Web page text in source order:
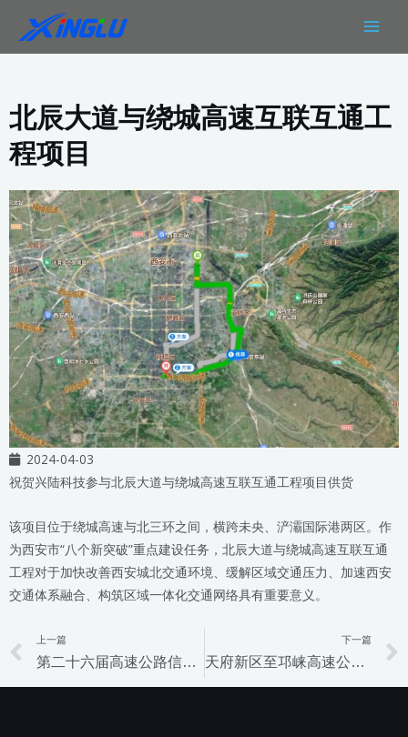
内
北辰大道与绕城高速互联互通工
程项目
2024-04-03
祝贺兴陆科技参与北辰大道与绕城高速互联互通工程项目供货
该项目位于绕城高速与北三环之间，横跨未央、浐灞国际港两区。作
为西安市“八个新突破”重点建设任务，北辰大道与绕城高速互联互通
工程对于加快改善西安城北交通环境、缓解区域交通压力、加速西安
交通体系融合、构筑区域一体化交通网络具有重要意义。
Prev
上一篇
第二十六届高速公路信息化大会暨技术产品博览会——合肥展
下一篇
天府新区至邛崃高速公路机电工程项目